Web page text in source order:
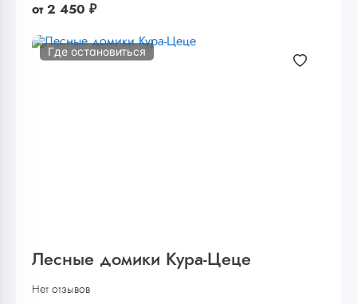
от 2 450 ₽
Где остановиться
Лесные домики Кура-Цеце
Нет отзывов